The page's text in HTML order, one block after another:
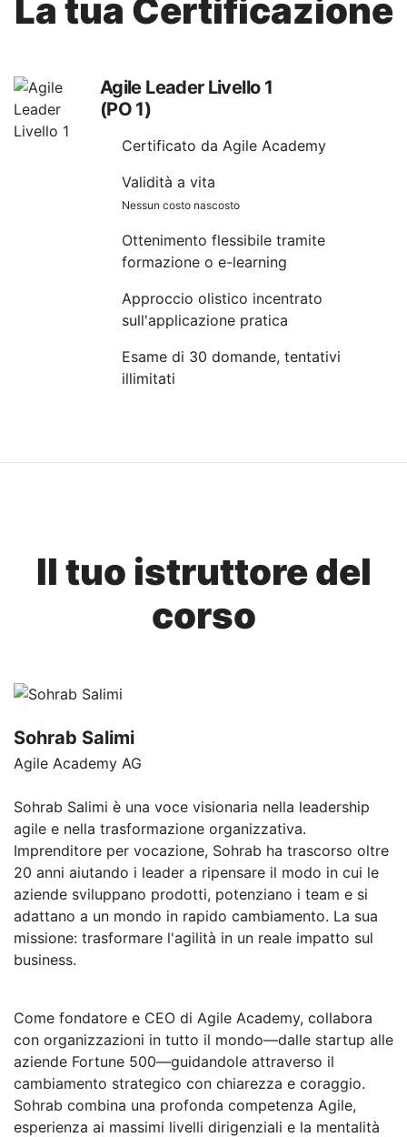
La tua Certificazione
Agile Leader Livello 1
(PO 1)
Certificato da Agile Academy
Validità a vita
Nessun costo nascosto
Ottenimento flessibile tramite
formazione o e-learning
Approccio olistico incentrato
sull'applicazione pratica
Esame di 30 domande, tentativi
illimitati
Il tuo istruttore del
corso
Sohrab Salimi
Agile Academy AG
Sohrab Salimi è una voce visionaria nella leadership
agile e nella trasformazione organizzativa.
Imprenditore per vocazione, Sohrab ha trascorso oltre
20 anni aiutando i leader a ripensare il modo in cui le
aziende sviluppano prodotti, potenziano i team e si
adattano a un mondo in rapido cambiamento. La sua
missione: trasformare l'agilità in un reale impatto sul
business.
Come fondatore e CEO di Agile Academy, collabora
con organizzazioni in tutto il mondo—dalle startup alle
aziende Fortune 500—guidandole attraverso il
cambiamento strategico con chiarezza e coraggio.
Sohrab combina una profonda competenza Agile,
esperienza ai massimi livelli dirigenziali e la mentalità